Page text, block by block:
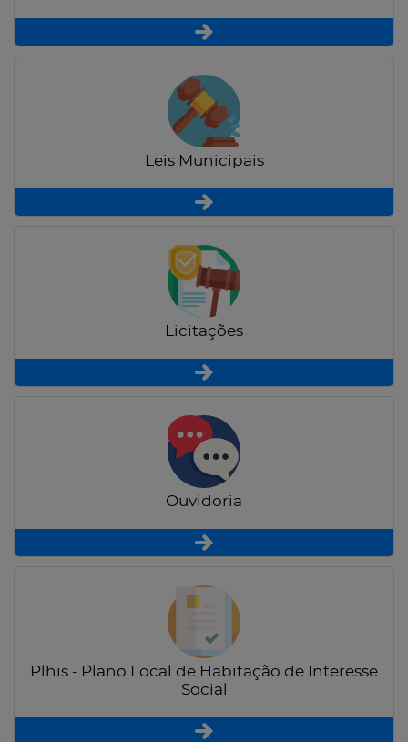
Leis Municipais
Licitações
Ouvidoria
Plhis - Plano Local de Habitação de Interesse
Social